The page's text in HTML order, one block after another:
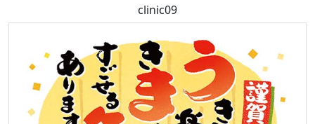
clinic09